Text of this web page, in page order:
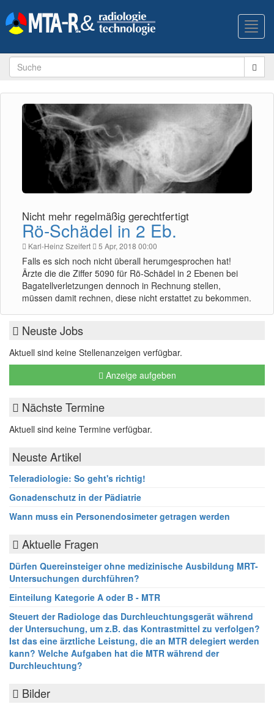
Nicht mehr regelmäßig gerechtfertigt
Rö-Schädel in 2 Eb.
Karl-Heinz Szeifert 5 Apr, 2018 00:00
Falls es sich noch nicht überall herumgesprochen hat!
Ärzte die die Ziffer 5090 für Rö-Schädel in 2 Ebenen bei
Bagatellverletzungen dennoch in Rechnung stellen,
müssen damit rechnen, diese nicht erstattet zu bekommen.
Neuste Jobs
Aktuell sind keine Stellenanzeigen verfügbar.
Anzeige aufgeben
Nächste Termine
Aktuell sind keine Termine verfügbar.
Neuste Artikel
Teleradiologie: So geht's richtig!
Gonadenschutz in der Pädiatrie
Wann muss ein Personendosimeter getragen werden
Aktuelle Fragen
Dürfen Quereinsteiger ohne medizinische Ausbildung MRT-
Untersuchungen durchführen?
Einteilung Kategorie A oder B - MTR
Steuert der Radiologe das Durchleuchtungsgerät während
der Untersuchung, um z.B. das Kontrastmittel zu verfolgen?
Ist das eine ärztliche Leistung, die an MTR delegiert werden
kann? Welche Aufgaben hat die MTR während der
Durchleuchtung?
Bilder